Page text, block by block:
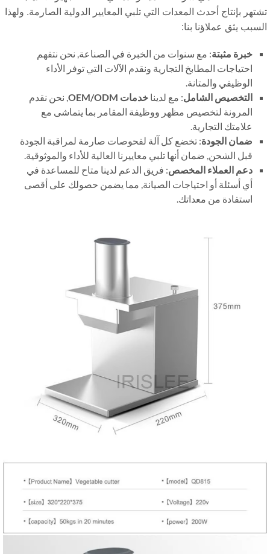
بإنتاج أحدث المعدات التي تلبي المعايير الدولية الصارمة. ولهذا
يثق عملاؤنا بنا:
خبرة مثبتة: مع سنوات من الخبرة في الصناعة, نحن نتفهم
احتياجات المطابخ التجارية ونقدم الآلات التي توفر الأداء
الوظيفي والمتانة.
التخصيص الشامل: مع لديناخدمات OEM/ODM
, نحن نقدم
المرونة لتخصيص مظهر ووظيفة المقامر بما يتماشى مع
علامتك التجارية.
ضمان الجودة: تخضع كل آلة لفحوصات صارمة لمراقبة الجودة
قبل الشحن, ضمان أنها تلبي معاييرنا العالية للأداء والموثوقية.
دعم العملاء المخصص: فريق الدعم لدينا متاح للمساعدة في
أي أسئلة أو احتياجات الصيانة, مما يضمن حصولك على أقصى
استفادة من معداتك.